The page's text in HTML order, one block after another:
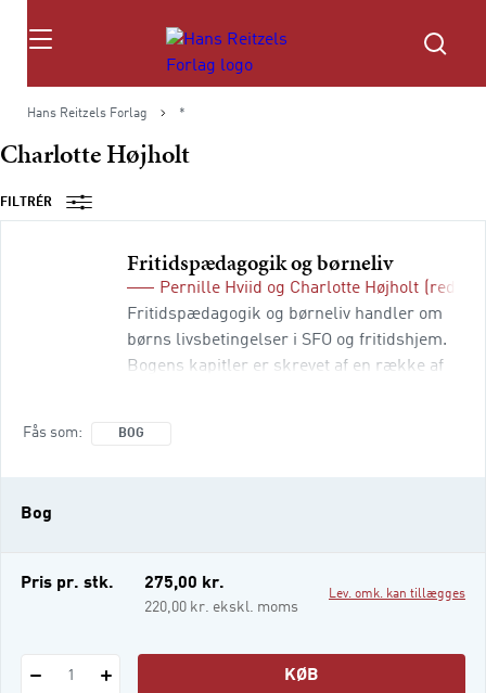
Søg
Hans Reitzels Forlag *
Charlotte Højholt
FILTRÉR
Fritidspædagogik og børneliv
Pernille Hviid og Charlotte Højholt
(red.)
Fritidspædagogik og børneliv handler om
børns livsbetingelser i SFO og fritidshjem.
Bogens kapitler er skrevet af en række af
Fås som BOG
Bog
Pris pr. stk. 275,00 kr.
220,00 kr. ekskl. moms
Lev. omk. kan tillægges
1 KØB